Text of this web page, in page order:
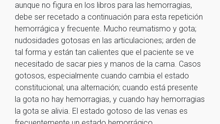
aunque no figura en los libros para las hemorragias,
debe ser recetado a continuación para esta repetición
hemorrágica y frecuente. Mucho reumatismo y gota;
nudosidades gotosas en las articulaciones; arden de
tal forma y están tan calientes que el paciente se ve
necesitado de sacar pies y manos de la cama. Casos
gotosos, especialmente cuando cambia el estado
constitucional; una alternación; cuando está presente
la gota no hay hemorragias, y cuando hay hemorragias
la gota se alivia. El estado gotoso de las venas es